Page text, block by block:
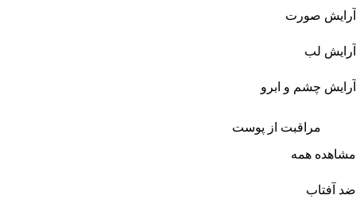
آرایش صورت
آرایش لب
آرایش چشم و ابرو
مراقبت از پوست
مشاهده همه
ضد آفتاب